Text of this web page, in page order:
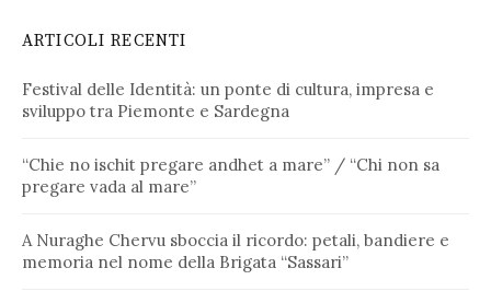
ARTICOLI RECENTI
Festival delle Identità: un ponte di cultura, impresa e
sviluppo tra Piemonte e Sardegna
“Chie no ischit pregare andhet a mare” / “Chi non sa
pregare vada al mare”
A Nuraghe Chervu sboccia il ricordo: petali, bandiere e
memoria nel nome della Brigata “Sassari”